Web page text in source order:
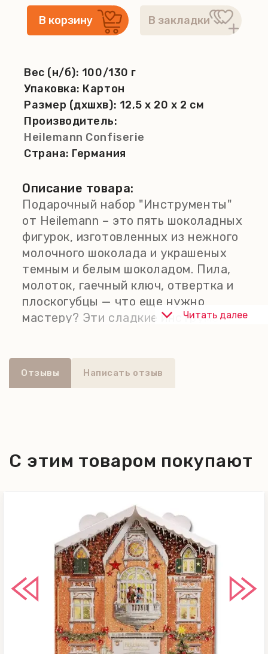
Вес (н/б): 100/130 г
Упаковка: Картон
Размер (дхшхв): 12,5 x 20 x 2 см
Производитель:
Heilemann Confiserie
Страна: Германия
Описание товара:
Подарочный набор "Инструменты"
от Heilemann – это пять шоколадных
фигурок, изготовленных из нежного
молочного шоколада и украшеных
темным и белым шоколадом. Пила,
молоток, гаечный ключ, отвертка и
плоскогубцы — что еще нужно
мастеру? Эти сладкие инструменты
достиг или стремится к чему-то
Читать далее
Отзывы Написать отзыв
С этим товаром покупают